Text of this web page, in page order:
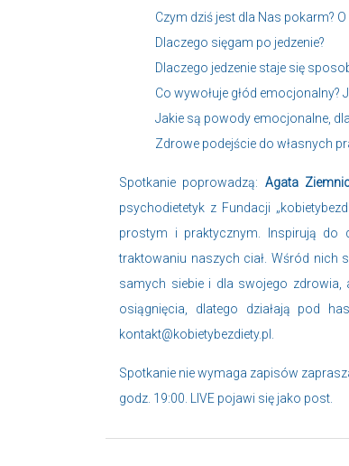
Czym dziś jest dla Nas pokarm?
Dlaczego sięgam po jedzenie?
Dlaczego jedzenie staje się
Co wywołuje głód emocjonalny?
Jakie są powody emocjonalne,
Zdrowe podejście do własnych
Spotkanie poprowadzą: Agata
psychodietetyk z Fundacji
prostym i praktycznym. Inspirują do
traktowaniu naszych ciał. Wśród nich
samych siebie i dla swojego zdrowia,
osiągnięcia, dlatego działają pod
kontakt@kobietybezdiety.pl
Spotkanie nie wymaga zapisów
godz. 19:00. LIVE pojawi się jako post.